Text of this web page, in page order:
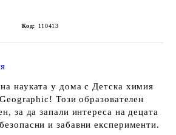
Код: 110413
науката у дома с Детска химия
! Този образователен
за да запали интереса на децата
и забавни експерименти.